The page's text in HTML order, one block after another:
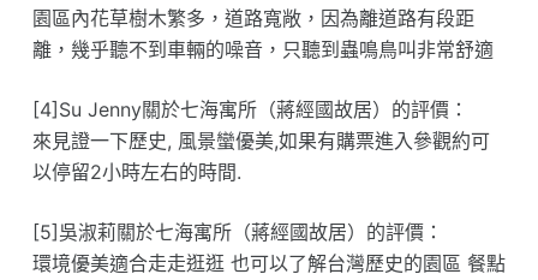
園區內花草樹木繁多，道路寬敞，因為離道路有段距
離，幾乎聽不到車輛的噪音，只聽到蟲鳴鳥叫非常舒適
[4]Su Jenny關於七海寓所（蔣經國故居）的評價：
來見證一下歷史, 風景蠻優美,如果有購票進入參觀約可
以停留2小時左右的時間.
[5]吳淑莉關於七海寓所（蔣經國故居）的評價：
環境優美適合走走逛逛 也可以了解台灣歷史的園區 餐點